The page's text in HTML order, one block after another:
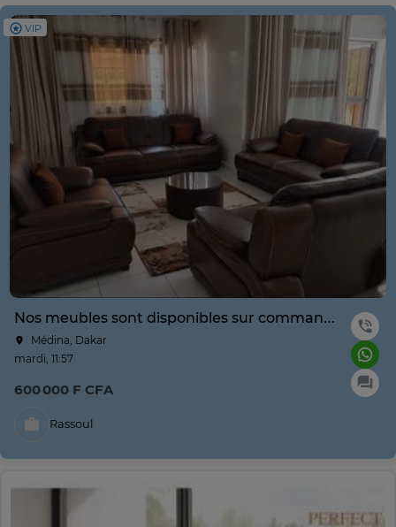
VIP
Nos meubles sont disponibles sur commande
Médina, Dakar
mardi, 11:57
600 000 F CFA
Rassoul